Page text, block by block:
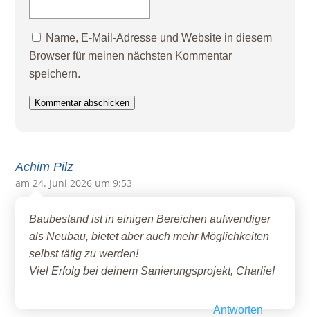
Achim Pilz
am 24. Juni 2026 um 9:53
Baubestand ist in einigen Bereichen aufwendiger
als Neubau, bietet aber auch mehr Möglichkeiten
selbst tätig zu werden!
Viel Erfolg bei deinem Sanierungsprojekt, Charlie!
Antworten
Name, E-Mail-Adresse und Website in diesem
Browser für meinen nächsten Kommentar
speichern.
Kommentar abschicken